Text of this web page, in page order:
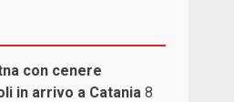
con cenere
in arrivo a Catania 8